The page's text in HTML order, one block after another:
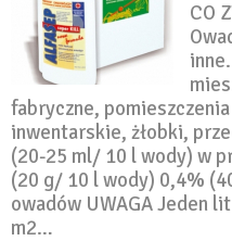
CO
fabryczne,
inwentarskie, żłobki,
(20-25 ml/ 10 l wody) w
(20 g/ 10 l wody) 0,4%
owadów UWAGA Jeden
m2…